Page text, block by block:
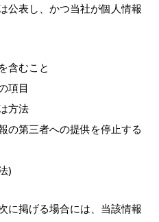
公表し、かつ当社が個人情報
含むこと
項目
方法
の第三者への提供を停止する
)
に掲げる場合には、当該情報